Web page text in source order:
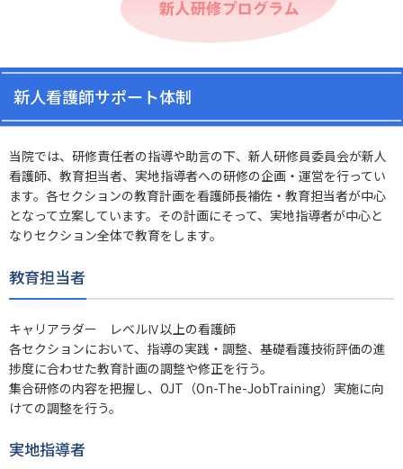
新人看護師サポート体制
当院では、研修責任者の指導や助言の下、新人研修員委員会が新人
看護師、教育担当者、実地指導者への研修の企画・運営を行ってい
ます。各セクションの教育計画を看護師長補佐・教育担当者が中心
となって立案しています。その計画にそって、実地指導者が中心と
なりセクション全体で教育をします。
教育担当者
キャリアラダー レベルⅣ以上の看護師
各セクションにおいて、指導の実践・調整、基礎看護技術評価の進
捗度に合わせた教育計画の調整や修正を行う。
集合研修の内容を把握し、OJT（On-The-JobTraining）実施に向
けての調整を行う。
実地指導者